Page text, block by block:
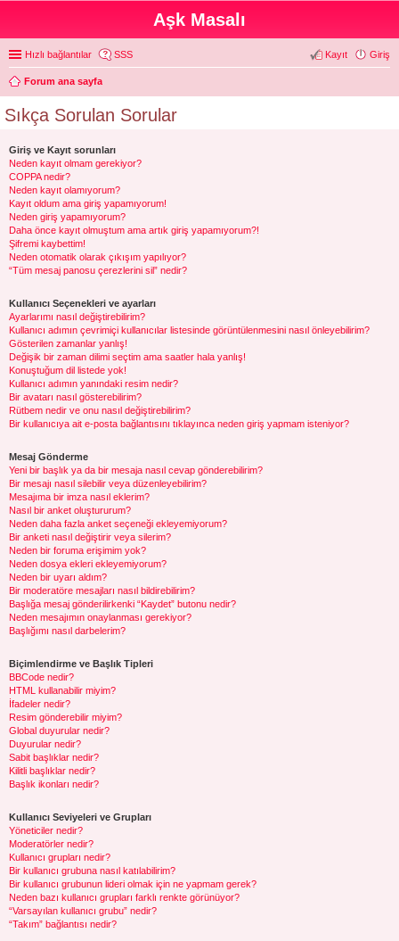
Aşk Masalı
Hızlı bağlantılar SSS Giriş
Kayıt
Forum ana sayfa
Sıkça Sorulan Sorular
Giriş ve Kayıt sorunları
Neden kayıt olmam gerekiyor?
COPPA nedir?
Neden kayıt olamıyorum?
Kayıt oldum ama giriş yapamıyorum!
Neden giriş yapamıyorum?
Daha önce kayıt olmuştum ama artık giriş yapamıyorum?!
Şifremi kaybettim!
Neden otomatik olarak çıkışım yapılıyor?
“Tüm mesaj panosu çerezlerini sil” nedir?
Kullanıcı Seçenekleri ve ayarları
Ayarlarımı nasıl değiştirebilirim?
Kullanıcı adımın çevrimiçi kullanıcılar listesinde görüntülenmesini nasıl önleyebilirim?
Gösterilen zamanlar yanlış!
Değişik bir zaman dilimi seçtim ama saatler hala yanlış!
Konuştuğum dil listede yok!
Kullanıcı adımın yanındaki resim nedir?
Bir avatarı nasıl gösterebilirim?
Rütbem nedir ve onu nasıl değiştirebilirim?
Bir kullanıcıya ait e-posta bağlantısını tıklayınca neden giriş yapmam isteniyor?
Mesaj Gönderme
Yeni bir başlık ya da bir mesaja nasıl cevap gönderebilirim?
Bir mesajı nasıl silebilir veya düzenleyebilirim?
Mesajıma bir imza nasıl eklerim?
Nasıl bir anket oluştururum?
Neden daha fazla anket seçeneği ekleyemiyorum?
Bir anketi nasıl değiştirir veya silerim?
Neden bir foruma erişimim yok?
Neden dosya ekleri ekleyemiyorum?
Neden bir uyarı aldım?
Bir moderatöre mesajları nasıl bildirebilirim?
Başlığa mesaj gönderilirkenki “Kaydet” butonu nedir?
Neden mesajımın onaylanması gerekiyor?
Başlığımı nasıl darbelerim?
Biçimlendirme ve Başlık Tipleri
BBCode nedir?
HTML kullanabilir miyim?
İfadeler nedir?
Resim gönderebilir miyim?
Global duyurular nedir?
Duyurular nedir?
Sabit başlıklar nedir?
Kilitli başlıklar nedir?
Başlık ikonları nedir?
Kullanıcı Seviyeleri ve Grupları
Yöneticiler nedir?
Moderatörler nedir?
Kullanıcı grupları nedir?
Bir kullanıcı grubuna nasıl katılabilirim?
Bir kullanıcı grubunun lideri olmak için ne yapmam gerek?
Neden bazı kullanıcı grupları farklı renkte görünüyor?
“Varsayılan kullanıcı grubu” nedir?
“Takım” bağlantısı nedir?